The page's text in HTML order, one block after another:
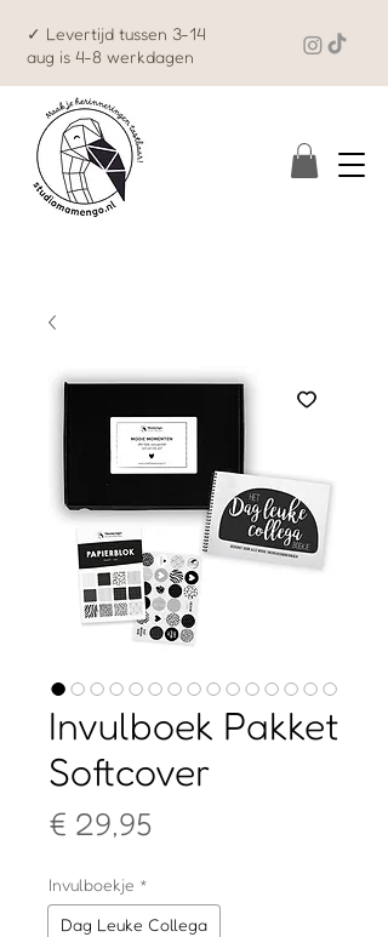
✓ Levertijd tussen 3-14
aug is 4-8 werkdagen
Invulboek Pakket
Softcover
€ 29,95
Invulboekje *
Dag Leuke Collega